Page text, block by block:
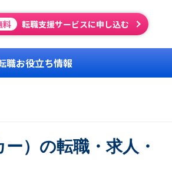
料 転職支援サービスに申し込む
職お役立ち情報
）の転職・求人・